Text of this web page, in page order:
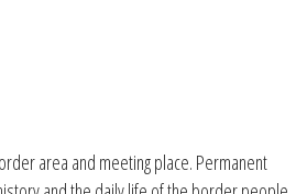
area and meeting place. Permanent